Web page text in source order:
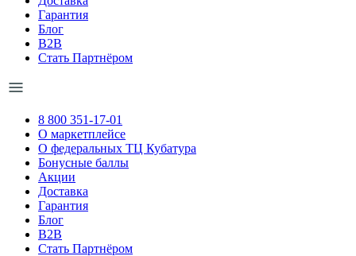
Гарантия
Блог
B2B
Стать Партнёром
8 800 351-17-01
О маркетплейсе
О федеральных ТЦ Кубатура
Бонусные баллы
Акции
Доставка
Гарантия
Блог
B2B
Стать Партнёром